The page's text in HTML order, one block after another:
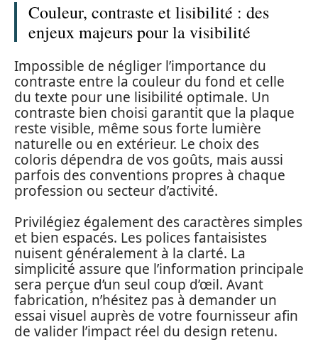
Couleur, contraste et lisibilité : des
enjeux majeurs pour la visibilité
Impossible de négliger l’importance du
contraste entre la couleur du fond et celle
du texte pour une lisibilité optimale. Un
contraste bien choisi garantit que la plaque
reste visible, même sous forte lumière
naturelle ou en extérieur. Le choix des
coloris dépendra de vos goûts, mais aussi
parfois des conventions propres à chaque
profession ou secteur d’activité.
Privilégiez également des caractères simples
et bien espacés. Les polices fantaisistes
nuisent généralement à la clarté. La
simplicité assure que l’information principale
sera perçue d’un seul coup d’œil. Avant
fabrication, n’hésitez pas à demander un
essai visuel auprès de votre fournisseur afin
de valider l’impact réel du design retenu.